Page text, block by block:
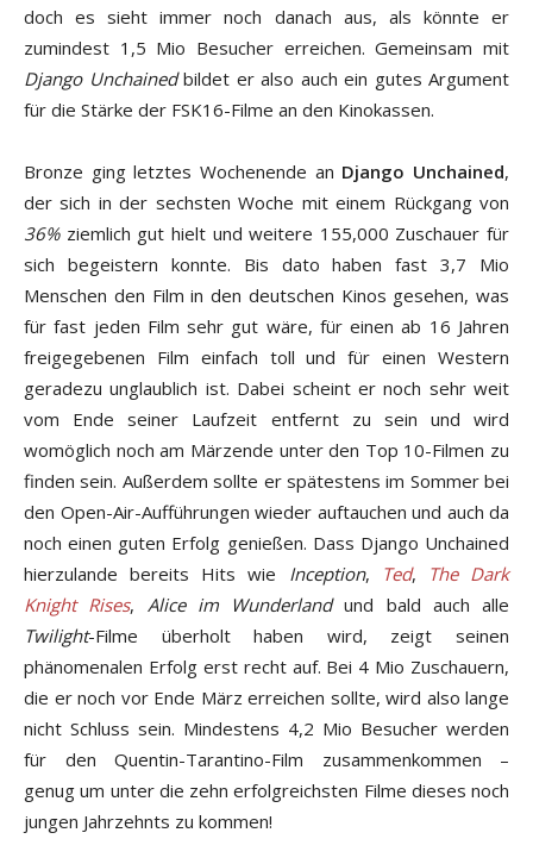
doch es sieht immer noch danach aus, als könnte er
zumindest 1,5 Mio Besucher erreichen. Gemeinsam mit
Django Unchainedbildet er also auch ein gutes Argument
für die Stärke der FSK16-Filme an den Kinokassen.
Bronze ging letztes Wochenende an Django Unchained,
der sich in der sechsten Woche mit einem Rückgang von
36%ziemlich gut hielt und weitere 155,000 Zuschauer für
sich begeistern konnte. Bis dato haben fast 3,7 Mio
Menschen den Film in den deutschen Kinos gesehen, was
für fast jeden Film sehr gut wäre, für einen ab 16 Jahren
freigegebenen Film einfach toll und für einen Western
geradezu unglaublich ist. Dabei scheint er noch sehr weit
vom Ende seiner Laufzeit entfernt zu sein und wird
womöglich noch am Märzende unter den Top 10-Filmen zu
finden sein. Außerdem sollte er spätestens im Sommer bei
den Open-Air-Aufführungen wieder auftauchen und auch da
noch einen guten Erfolg genießen. Dass Django Unchained
hierzulande bereits Hits wie Inception, Ted,
The Dark
Knight Rises, Alice im Wunderlandund bald auch alle
Twilight-Filme überholt haben wird, zeigt seinen
phänomenalen Erfolg erst recht auf. Bei 4 Mio Zuschauern,
die er noch vor Ende März erreichen sollte, wird also lange
nicht Schluss sein. Mindestens 4,2 Mio Besucher werden
für den Quentin-Tarantino-Film zusammenkommen –
genug um unter die zehn erfolgreichsten Filme dieses noch
jungen Jahrzehnts zu kommen!